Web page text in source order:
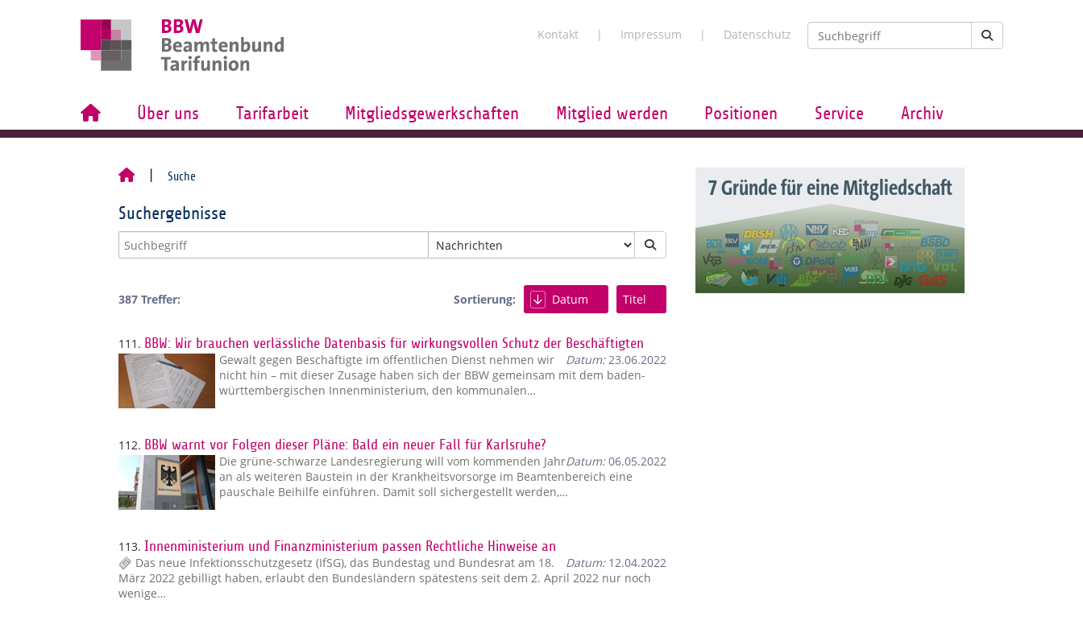
Kontakt Impressum Datenschutz
Über uns Tarifarbeit Mitgliedsgewerkschaften Mitglied werden Positionen Service Archiv
Suche
Suchergebnisse
387 Treffer: Sortierung: Datum Titel
111. BBW: Wir brauchen verlässliche Datenbasis für wirkungsvollen Schutz der Beschäftigten
Datum:23.06.2022
Gewalt gegen Beschäftigte im öffentlichen Dienst nehmen wir
nicht hin – mit dieser Zusage haben sich der BBW gemeinsam mit dem baden-
württembergischen Innenministerium, den kommunalen…
112. BBW warnt vor Folgen dieser Pläne: Bald ein neuer Fall für Karlsruhe?
Datum:06.05.2022
Die grüne-schwarze Landesregierung will vom kommenden Jahr
an als weiteren Baustein in der Krankheitsvorsorge im Beamtenbereich eine
pauschale Beihilfe einführen. Damit soll sichergestellt werden,…
113. Innenministerium und Finanzministerium passen Rechtliche Hinweise an
Datum:12.04.2022
Das neue Infektionsschutzgesetz (IfSG), das Bundestag und Bundesrat am 18.
März 2022 gebilligt haben, erlaubt den Bundesländern spätestens seit dem 2. April 2022 nur noch
wenige…
7 Gründe für eine Mitgliedschaft